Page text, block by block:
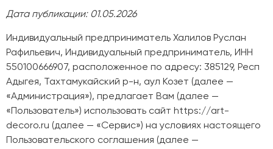
Дата публикации: 01.05.2026
Индивидуальный предприниматель Халилов Руслан
Рафильевич, Индивидуальный предприниматель, ИНН
550100666907, расположенное по адресу: 385129, Респ
Адыгея, Тахтамукайский р-н, аул Козет (далее —
«Администрация»), предлагает Вам (далее —
«Пользователь») использовать сайт https://art-
decoro.ru (далее — «Сервис») на условиях настоящего
Пользовательского соглашения (далее —